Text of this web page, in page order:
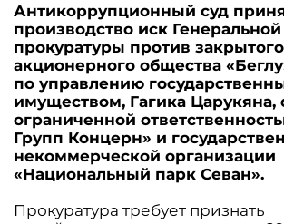
Антикоррупционный суд
производство иск Генеральной
прокуратуры против закрытого
акционерного общества
по управлению
имуществом, Гагика Царукяна,
ограниченной
Групп Концерн» и
некоммерческой организации
«Национальный парк Севан».
Прокуратура требует признать